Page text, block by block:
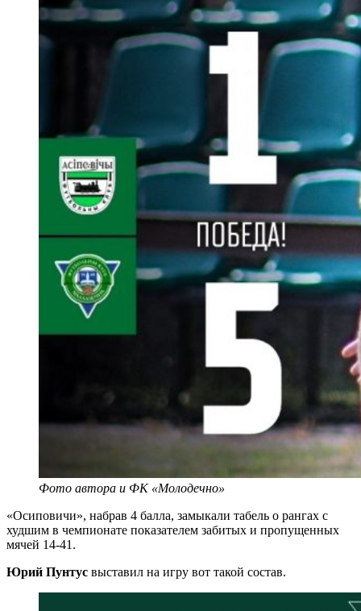
Фото автора и ФК «Молодечно»
«Осиповичи», набрав 4 балла, замыкали табель о рангах с
худшим в чемпионате показателем забитых и пропущенных
мячей 14-41.
Юрий Пунтус выставил на игру вот такой состав.